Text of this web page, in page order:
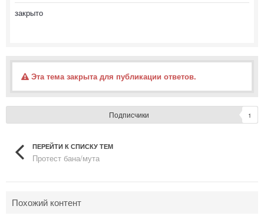
закрыто
Эта тема закрыта для публикации ответов.
Подписчики 1
ПЕРЕЙТИ К СПИСКУ ТЕМ
Протест бана/мута
Похожий контент